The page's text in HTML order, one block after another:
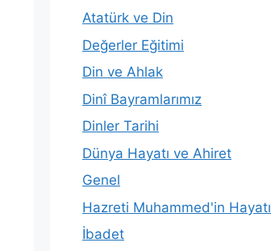
Atatürk ve Din
Değerler Eğitimi
Din ve Ahlak
Dinî Bayramlarımız
Dinler Tarihi
Dünya Hayatı ve Ahiret
Genel
Hazreti Muhammed'in Hayatı
İbadet